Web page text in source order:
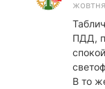
ПДД,
В то